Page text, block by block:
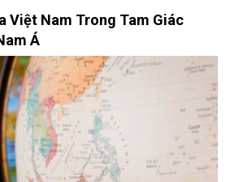
Việt Nam Trong Tam Giác
Á